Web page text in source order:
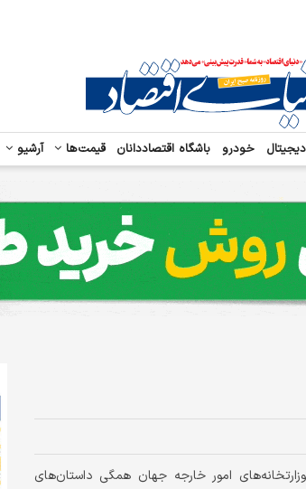
دیجیتال خودرو باشگاه اقتصاددانان قیمت‌ها آرشیو
امور خارجه‌ جهان همگی داستان‌های